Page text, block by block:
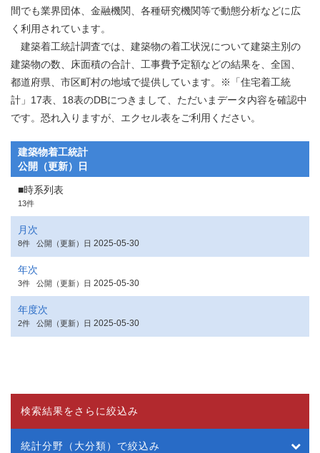
間でも業界団体、金融機関、各種研究機関等で動態分析などに広
く利用されています。
建築着工統計調査では、建築物の着工状況について建築主別の
建築物の数、床面積の合計、工事費予定額などの結果を、全国、
都道府県、市区町村の地域で提供しています。※「住宅着工統
計」17表、18表のDBにつきまして、ただいまデータ内容を確認中
です。恐れ入りますが、エクセル表をご利用ください。
建築物着工統計
公開（更新）日
■時系列表
13件
月次
8件 公開（更新）日 2025-05-30
年次
3件 公開（更新）日 2025-05-30
年度次
2件 公開（更新）日 2025-05-30
検索結果をさらに絞込み
統計分野（大分類）で絞込み